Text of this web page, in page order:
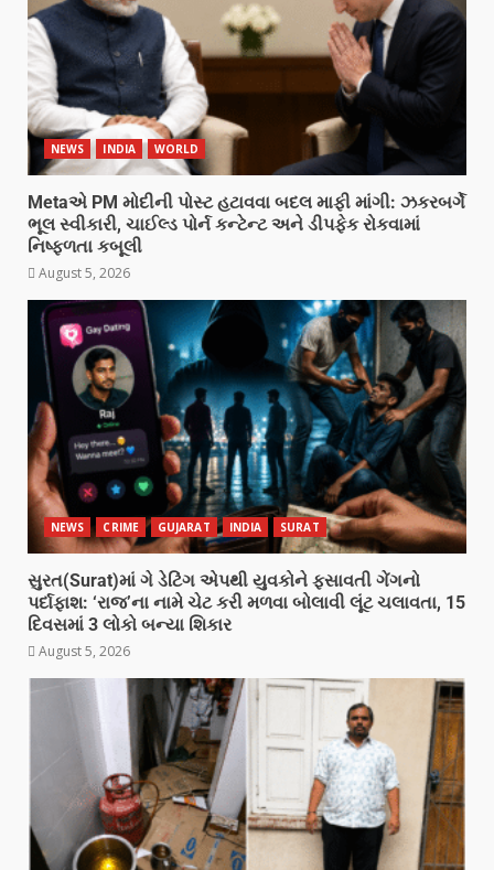
NEWS INDIA WORLD
Metaએ PM મોદીની પોસ્ટ હટાવવા બદલ માફી માંગી: ઝકરબર્ગે
ભૂલ સ્વીકારી, ચાઈલ્ડ પોર્ન કન્ટેન્ટ અને ડીપફેક રોકવામાં
નિષ્ફળતા કબૂલી
August 5, 2026
NEWS CRIME GUJARAT INDIA SURAT
સુરત(Surat)માં ગે ડેટિંગ એપથી યુવકોને ફસાવતી ગેંગનો
પર્દાફાશ: ‘રાજ’ના નામે ચેટ કરી મળવા બોલાવી લૂંટ ચલાવતા, 15
દિવસમાં 3 લોકો બન્યા શિકાર
August 5, 2026